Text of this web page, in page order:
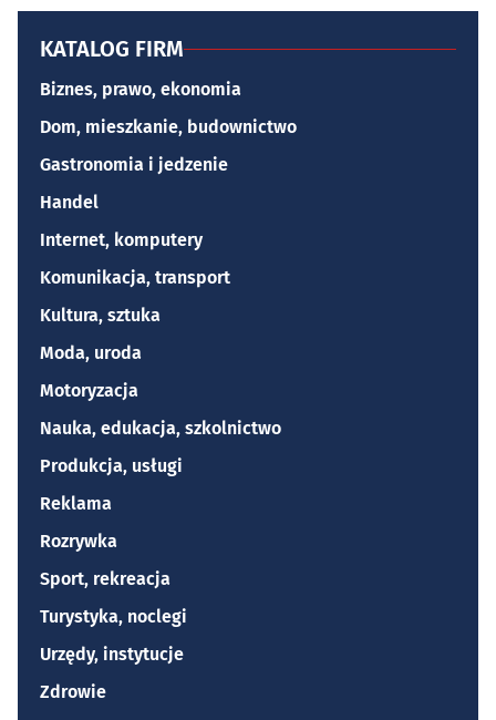
KATALOG FIRM
Biznes, prawo, ekonomia
Dom, mieszkanie, budownictwo
Gastronomia i jedzenie
Handel
Internet, komputery
Komunikacja, transport
Kultura, sztuka
Moda, uroda
Motoryzacja
Nauka, edukacja, szkolnictwo
Produkcja, usługi
Reklama
Rozrywka
Sport, rekreacja
Turystyka, noclegi
Urzędy, instytucje
Zdrowie